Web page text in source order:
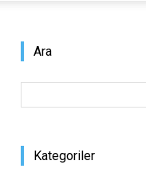
Ara
Kategoriler